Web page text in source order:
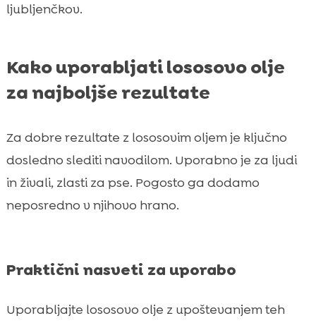
ljubljenčkov.
Kako uporabljati lososovo olje
za najboljše rezultate
Za dobre rezultate z lososovim oljem je ključno
dosledno slediti navodilom. Uporabno je za ljudi
in živali, zlasti za pse. Pogosto ga dodamo
neposredno v njihovo hrano.
Praktični nasveti za uporabo
Uporabljajte lososovo olje z upoštevanjem teh